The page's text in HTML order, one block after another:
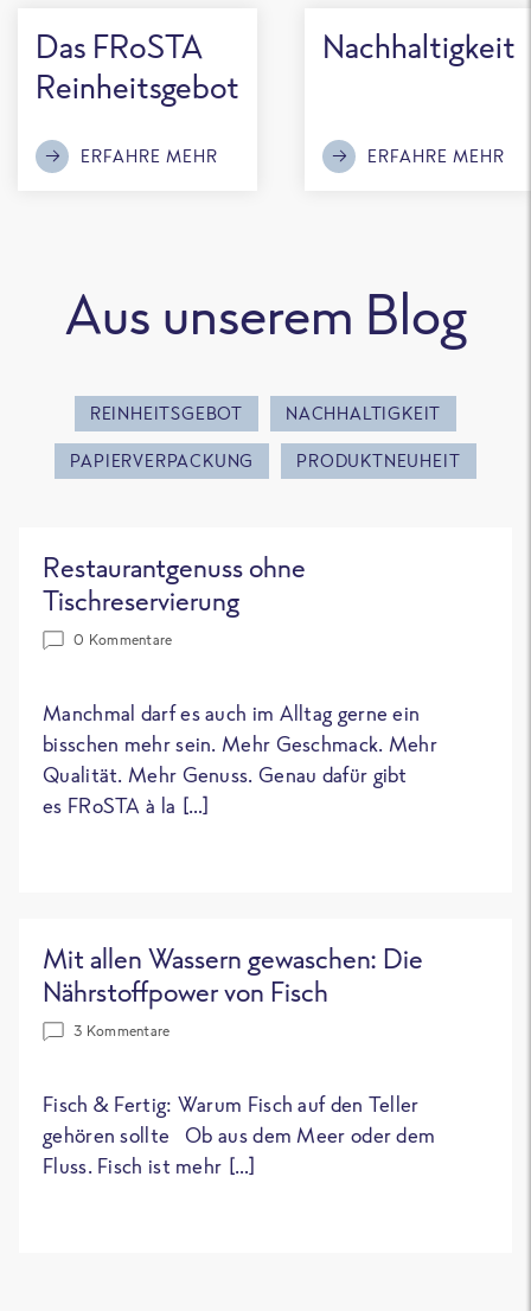
Das FRoSTA
Reinheitsgebot
ERFAHRE MEHR
Nachhaltigkeit
ERFAHRE MEHR
Aus unserem Blog
REINHEITSGEBOT NACHHALTIGKEIT
PAPIERVERPACKUNG PRODUKTNEUHEIT
Restaurantgenuss ohne
Tischreservierung
0 Kommentare
Manchmal darf es auch im Alltag gerne ein
bisschen mehr sein. Mehr Geschmack. Mehr
Qualität. Mehr Genuss. Genau dafür gibt
es FRoSTA à la […]
Mit allen Wassern gewaschen: Die
Nährstoffpower von Fisch
3 Kommentare
Fisch & Fertig: Warum Fisch auf den Teller
gehören sollte Ob aus dem Meer oder dem
Fluss. Fisch ist mehr […]